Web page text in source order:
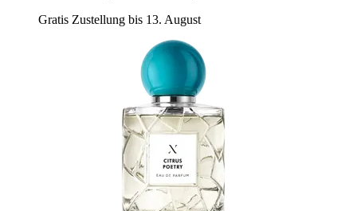
Gratis Zustellung bis 13. August